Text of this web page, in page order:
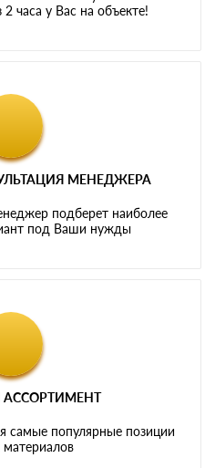
часа у Вас на объекте!
МЕНЕДЖЕРА
подберет наиболее
под Ваши нужды
самые популярные позиции